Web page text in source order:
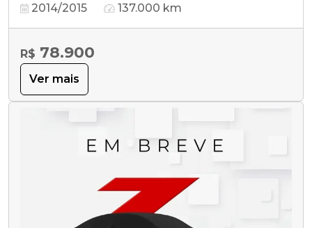
2014/2015 137.000 km
R$ 78.900
Ver mais